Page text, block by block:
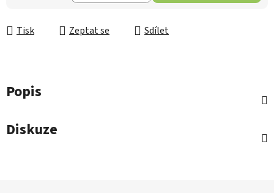
Tisk Zeptat se Sdílet
Popis
Diskuze